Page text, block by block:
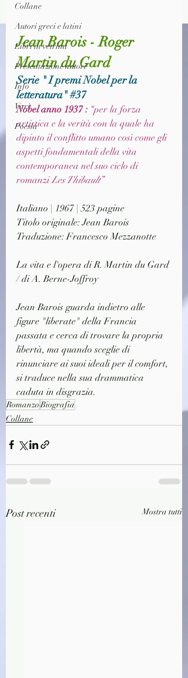
Collane
Autori greci e latini
Libri in vetrina
Presentazione autori
Info
Vari
Poesia
Jean Barois - Roger
Martin du Gard
Serie " I premi Nobel per la
letteratura" #37
Nobel anno 1937 : “per la forza
artistica e la verità con la quale ha
dipinto il conflitto umano così come gli
aspetti fondamentali della vita
contemporanea nel suo ciclo di
romanzi Les Thibault”
Italiano | 1967 | 523 pagine
Titolo originale: Jean Barois
Traduzione: Francesco Mezzanotte
La vita e l'opera di R. Martin du Gard
/ di A. Berne-Joffroy
Jean Barois guarda indietro alle
figure "liberate" della Francia
passata e cerca di trovare la propria
libertà, ma quando sceglie di
rinunciare ai suoi ideali per il comfort,
si traduce nella sua drammatica
caduta in disgrazia.
RomanzoBiografia
Collane
Post recenti Mostra tutti